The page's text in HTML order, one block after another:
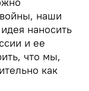
наши
наносить
и ее
что мы,
как